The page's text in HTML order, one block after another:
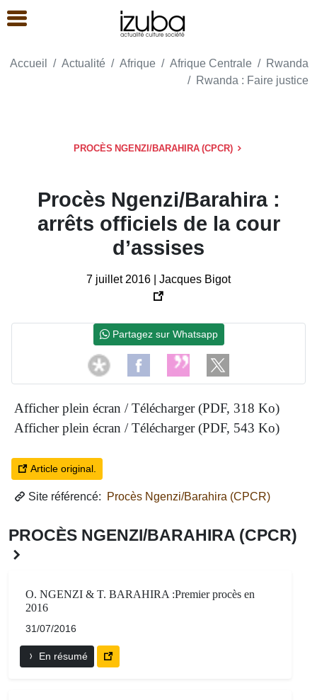
Accueil Actualité Afrique Afrique Centrale
Rwanda
Rwanda : Faire justice
PROCÈS NGENZI/BARAHIRA (CPCR)
Procès Ngenzi/Barahira :
arrêts officiels de la cour
d’assises
7 juillet 2016 | Jacques Bigot
Afficher plein écran / Télécharger (PDF, 318 Ko)
Afficher plein écran / Télécharger (PDF, 543 Ko)
Article original.
Site référencé: Procès Ngenzi/Barahira (CPCR)
PROCÈS NGENZI/BARAHIRA (CPCR)
O. NGENZI & T. BARAHIRA :Premier procès en
2016
31/07/2016
En résumé
Partagez sur Whatsapp